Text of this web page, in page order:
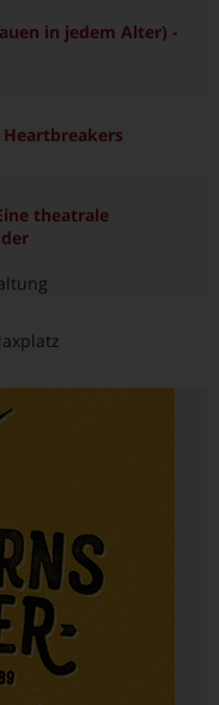
in jedem Alter) -
theatrale